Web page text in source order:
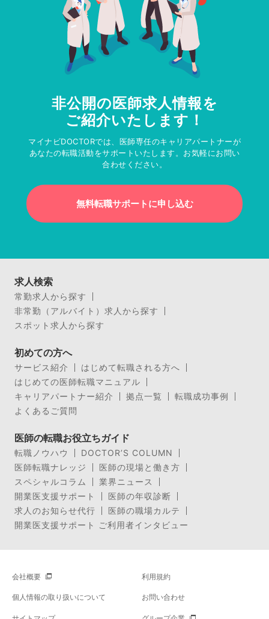
非公開の医師求人情報を
ご紹介いたします！
マイナビDOCTORでは、医師専任のキャリアパートナーが
あなたの転職活動をサポートいたします。お気軽にお問い
合わせください。
無料転職サポートに申し込む
求人検索
常勤求人から探す
非常勤（アルバイト）求人から探す
スポット求人から探す
初めての方へ
サービス紹介
はじめて転職される方へ
はじめての医師転職マニュアル
キャリアパートナー紹介
拠点一覧
転職成功事例
よくあるご質問
医師の転職お役立ちガイド
転職ノウハウ
DOCTOR’S COLUMN
医師転職ナレッジ
医師の現場と働き方
スペシャルコラム
業界ニュース
開業医支援サポート
医師の年収診断
求人のお知らせ代行
医師の職場カルテ
開業医支援サポート ご利用者インタビュー
会社概要 利用規約
個人情報の取り扱いについて お問い合わせ